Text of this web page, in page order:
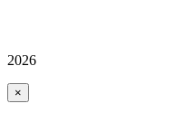
2026
×